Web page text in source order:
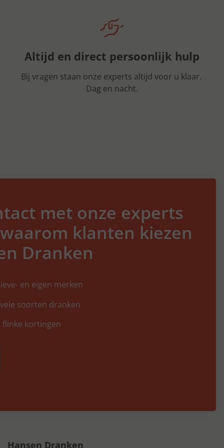
Altijd en direct persoonlijk hulp
Bij vragen staan onze experts altijd voor u klaar.
Dag en nacht.
met onze experts
klanten kiezen
Dranken
en eigen merken
soorten dranken
flinke kortingen
Hansen Dranken